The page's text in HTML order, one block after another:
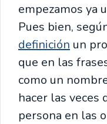
empezamos ya
Pues bien,
definición un
que en las
como un
hacer las veces
persona en las